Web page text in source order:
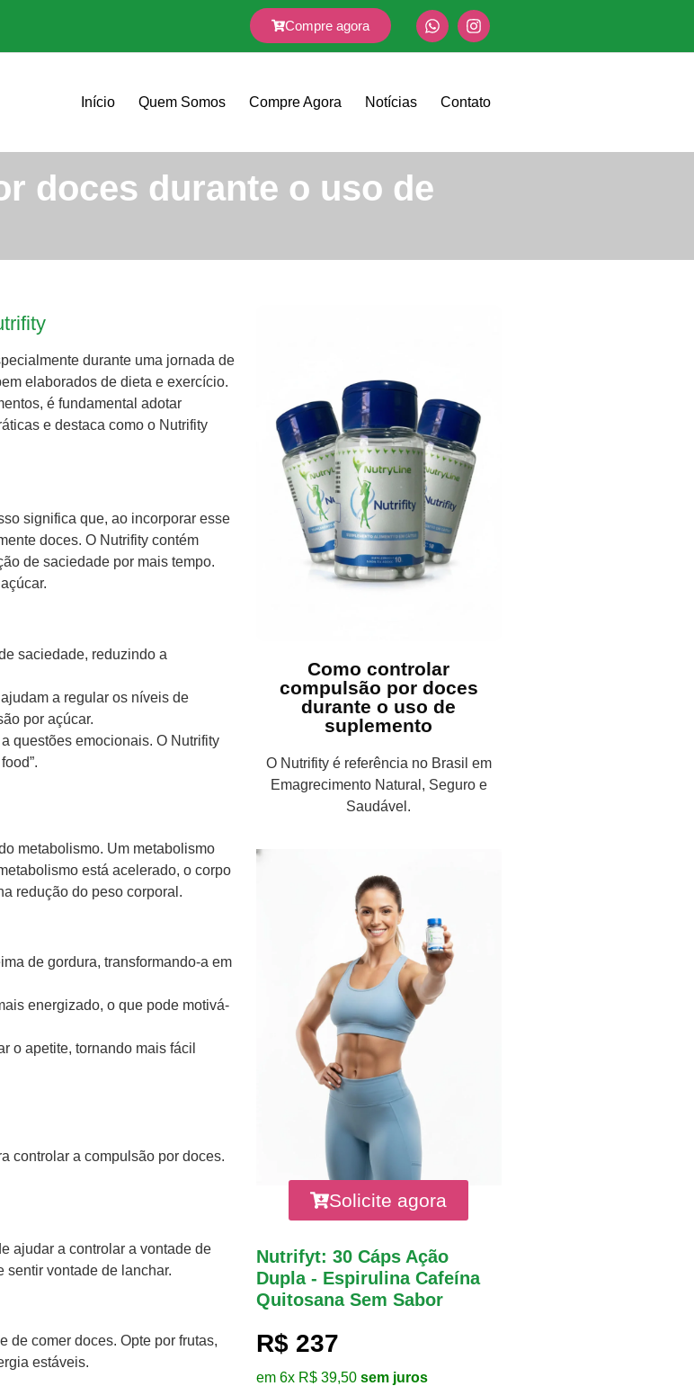
Compre agora
Início Quem Somos Compre Agora Notícias Contato
doces durante o uso de
durante uma jornada de
elaborados de dieta e exercício.
é fundamental adotar
e destaca como o Nutrifity
significa que, ao incorporar esse
doces. O Nutrifity contém
de saciedade por mais tempo.
saciedade, reduzindo a
a regular os níveis de
por açúcar.
questões emocionais. O Nutrifity
metabolismo. Um metabolismo
está acelerado, o corpo
redução do peso corporal.
de gordura, transformando-a em
energizado, o que pode motivá-
o apetite, tornando mais fácil
controlar a compulsão por doces.
ajudar a controlar a vontade de
sentir vontade de lanchar.
de comer doces. Opte por frutas,
estáveis.
Como controlar
compulsão por doces
durante o uso de
suplemento
O Nutrifity é referência no Brasil em
Emagrecimento Natural, Seguro e
Saudável.
Solicite agora
Nutrifyt: 30 Cáps Ação
Dupla - Espirulina Cafeína
Quitosana Sem Sabor
R$ 237
em 6x R$ 39,50 sem juros